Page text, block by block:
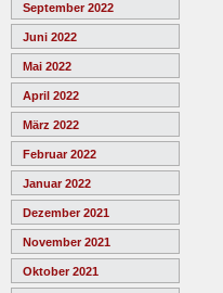
September 2022
Juni 2022
Mai 2022
April 2022
März 2022
Februar 2022
Januar 2022
Dezember 2021
November 2021
Oktober 2021